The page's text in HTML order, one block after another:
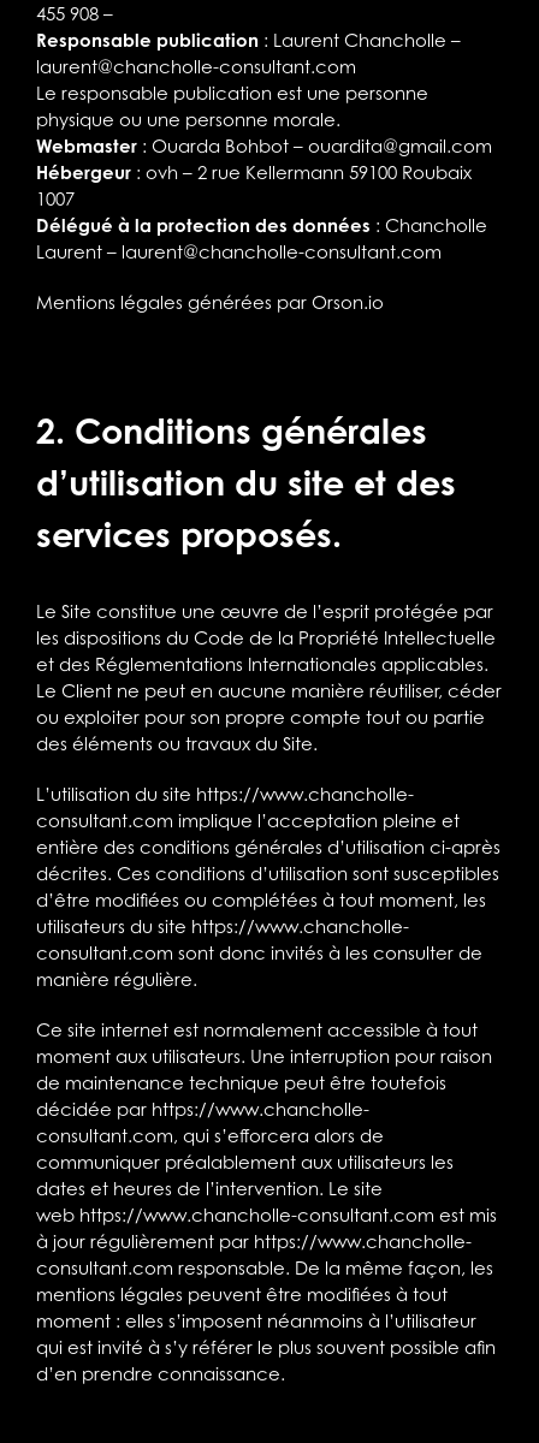
455 908 –
Responsable publication : Laurent Chancholle –
laurent@chancholle-consultant.com
Le responsable publication est une personne
physique ou une personne morale.
Webmaster : Ouarda Bohbot – ouardita@gmail.com
Hébergeur : ovh – 2 rue Kellermann 59100 Roubaix
1007
Délégué à la protection des données : Chancholle
Laurent – laurent@chancholle-consultant.com
Mentions légales générées par Orson.io
2. Conditions générales
d’utilisation du site et des
services proposés.
Le Site constitue une œuvre de l’esprit protégée par
les dispositions du Code de la Propriété Intellectuelle
et des Réglementations Internationales applicables.
Le Client ne peut en aucune manière réutiliser, céder
ou exploiter pour son propre compte tout ou partie
des éléments ou travaux du Site.
L’utilisation du site https://www.chancholle-
consultant.com implique l’acceptation pleine et
entière des conditions générales d’utilisation ci-après
décrites. Ces conditions d’utilisation sont susceptibles
d’être modifiées ou complétées à tout moment, les
utilisateurs du site https://www.chancholle-
consultant.com sont donc invités à les consulter de
manière régulière.
Ce site internet est normalement accessible à tout
moment aux utilisateurs. Une interruption pour raison
de maintenance technique peut être toutefois
décidée par https://www.chancholle-
consultant.com, qui s’efforcera alors de
communiquer préalablement aux utilisateurs les
dates et heures de l’intervention. Le site
web https://www.chancholle-consultant.com est mis
à jour régulièrement par https://www.chancholle-
consultant.com responsable. De la même façon, les
mentions légales peuvent être modifiées à tout
moment : elles s’imposent néanmoins à l’utilisateur
qui est invité à s’y référer le plus souvent possible afin
d’en prendre connaissance.